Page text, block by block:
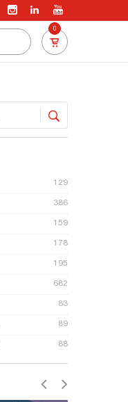
0
129
386
159
178
195
682
83
89
88